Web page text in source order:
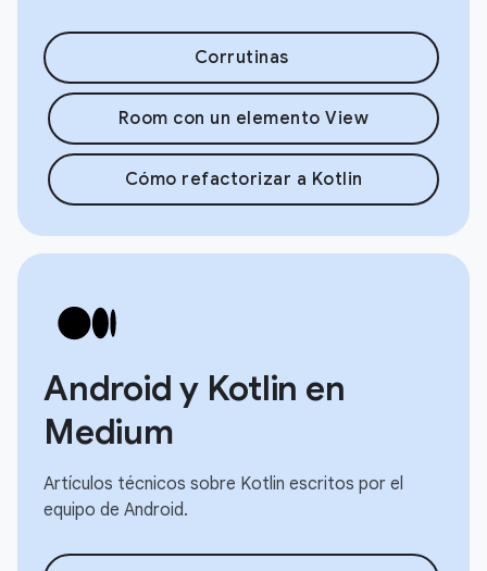
Corrutinas
Room con un elemento View
Cómo refactorizar a Kotlin
Android y Kotlin en
Medium
Artículos técnicos sobre Kotlin escritos por el
equipo de Android.